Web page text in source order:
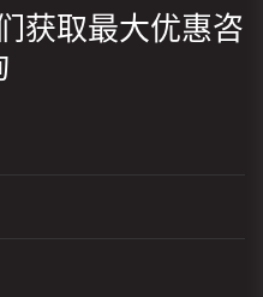
获取最大优惠咨